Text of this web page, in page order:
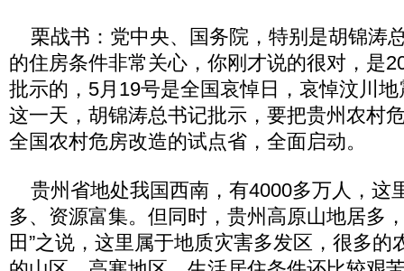
栗战书：党中央、国务院，特别是胡锦涛
的住房条件非常关心，你刚才说的很对，是
批示的，5月19号是全国哀悼日，哀悼汶川
这一天，胡锦涛总书记批示，要把贵州农村
全国农村危房改造的试点省，全面启动。
贵州省地处我国西南，有4000多万人，这
多、资源富集。但同时，贵州高原山地居多
田”之说，这里属于地质灾害多发区，很多的